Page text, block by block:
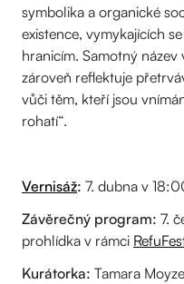
symbolika a organické
existence, vymykajících
hranicím. Samotný
zároveň reflektuje
vůči těm, kteří jsou
rohatí“.
Vernisáž: 7. dubna v
Závěrečný program: 7.
prohlídka v rámci
Kurátorka: Tamara